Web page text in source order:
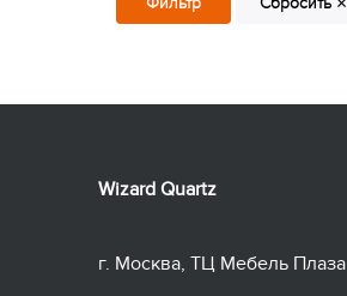
Wizard Quartz
г. Москва, ТЦ Мебель Плаза